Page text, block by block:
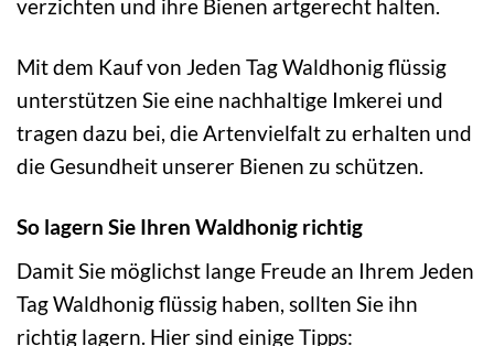
verzichten und ihre Bienen artgerecht halten.
Mit dem Kauf von Jeden Tag Waldhonig flüssig
unterstützen Sie eine nachhaltige Imkerei und
tragen dazu bei, die Artenvielfalt zu erhalten und
die Gesundheit unserer Bienen zu schützen.
So lagern Sie Ihren Waldhonig richtig
Damit Sie möglichst lange Freude an Ihrem Jeden
Tag Waldhonig flüssig haben, sollten Sie ihn
richtig lagern. Hier sind einige Tipps: